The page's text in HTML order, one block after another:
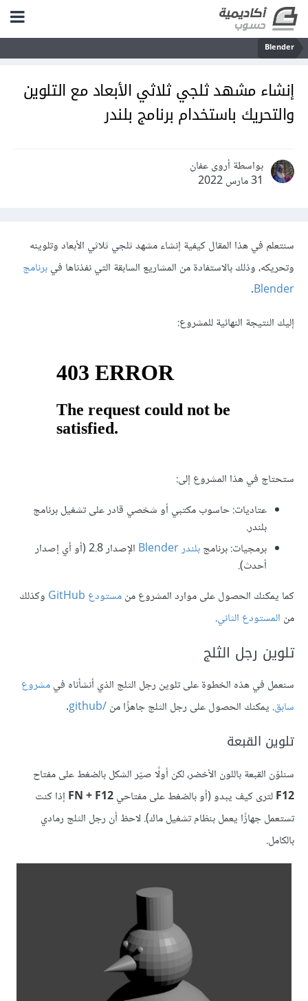
Blender
إنشاء مشهد ثلجي ثلاثي الأبعاد مع التلوين
والتحريك باستخدام برنامج بلندر
بواسطة أروى عفان
31 مارس 2022
سنتعلم في هذا المقال كيفية إنشاء مشهد ثلجي ثلاثي الأبعاد وتلوينه
وتحريكه، وذلك بالاستفادة من المشاريع السابقة التي نفذناها فيبرنامج
Blender
.
إليك النتيجة النهائية للمشروع:
ستحتاج في هذا المشروع إلى:
عتاديات: حاسوب مكتبي أو شخصي قادر على تشغيل برنامج
بلندر.
برمجيات: برنامجبلندر Blender
الإصدار 2.8 (أو أي إصدار
أحدث).
كما يمكنك الحصول على موارد المشروع منمستودع GitHub
وكذلك
من المستودع الثاني.
تلوين رجل الثلج
سنعمل في هذه الخطوة على تلوين رجل الثلج الذي أنشأناه فيمشروع
سابق. يمكنك الحصول على رجل الثلج جاهزًا من/github
.
تلوين القبعة
سنلوّن القبعة باللون الأخضر، لكن أولًا صيّر الشكل بالضغط على مفتاح
F12لترى كيف يبدو (أو بالضغط على مفتاحيFN + F12 إذا كنت
تستعمل جهازًا يعمل بنظام تشغيل ماك). لاحظ أن رجل الثلج رمادي
بالكامل.